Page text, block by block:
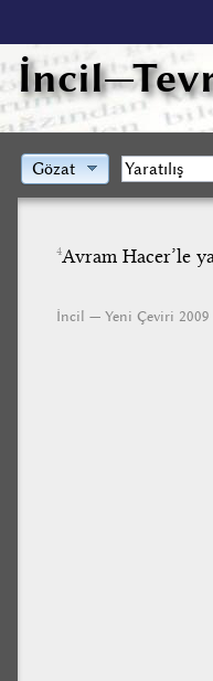
İncil
Gözat
4Avram Hacer’le
İncil — Yeni Çeviri 2009